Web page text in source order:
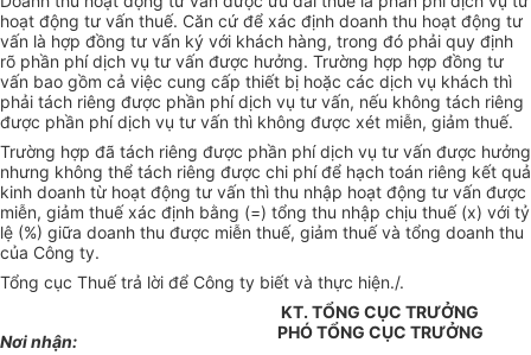
hoạt động tư vấn thuế. Căn cứ để xác định doanh thu hoạt động tư
vấn là hợp đồng tư vấn ký với khách hàng, trong đó phải quy định
rõ phần phí dịch vụ tư vấn được hưởng. Trường hợp hợp đồng tư
vấn bao gồm cả việc cung cấp thiết bị hoặc các dịch vụ khách thì
phải tách riêng được phần phí dịch vụ tư vấn, nếu không tách riêng
được phần phí dịch vụ tư vấn thì không được xét miễn, giảm thuế.
Trường hợp đã tách riêng được phần phí dịch vụ tư vấn được hưởng
nhưng không thể tách riêng được chi phí để hạch toán riêng kết quả
kinh doanh từ hoạt động tư vấn thì thu nhập hoạt động tư vấn được
miễn, giảm thuế xác định bằng (=) tổng thu nhập chịu thuế (x) với tỷ
lệ (%) giữa doanh thu được miễn thuế, giảm thuế và tổng doanh thu
của Công ty.
Tổng cục Thuế trả lời để Công ty biết và thực hiện./.
Nơi nhận:
KT. TỔNG CỤC TRƯỞNG
PHÓ TỔNG CỤC TRƯỞNG